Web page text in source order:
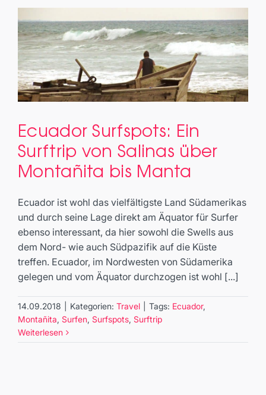
Ecuador Surfspots: Ein Surftrip
von Salinas über Montañita bis
Manta
Ecuador Surfspots: Ein
Surftrip von Salinas über
Montañita bis Manta
Ecuador ist wohl das vielfältigste Land Südamerikas
und durch seine Lage direkt am Äquator für Surfer
ebenso interessant, da hier sowohl die Swells aus
dem Nord- wie auch Südpazifik auf die Küste
treffen. Ecuador, im Nordwesten von Südamerika
gelegen und vom Äquator durchzogen ist wohl [...]
14.09.2018 Kategorien: Travel Tags: Ecuador,
Montañita, Surfen, Surfspots, Surftrip
Weiterlesen